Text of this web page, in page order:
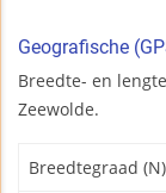
Geografische
Breedte- en
Zeewolde.
Breedtegraad